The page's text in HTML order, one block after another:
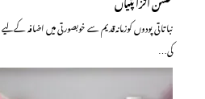
نباتاتی پودوں کوزمانہ قدیم سے خوبصورتی میں اضافہ کے
کی…